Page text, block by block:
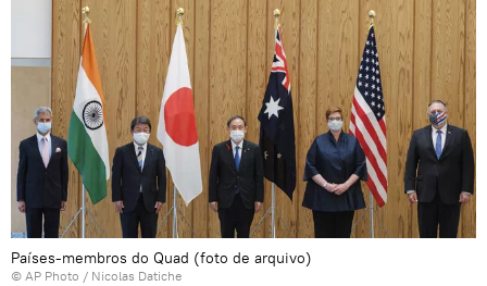
Países-membros do Quad (foto de arquivo)
© AP Photo / Nicolas Datiche